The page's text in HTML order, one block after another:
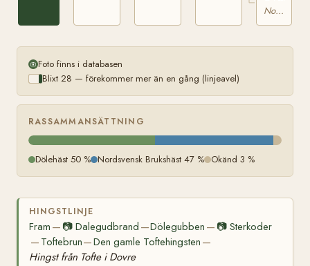
Nordsvensk Brukshäst
Foto finns i databasen
Blixt 28 — förekommer mer än en gång (linjeavel)
RASSAMMANSÄTTNING
Dölehäst 50 % Nordsvensk Brukshäst 47 % Okänd 3 %
HINGSTLINJE
Fram — 📷Dalegudbrand —Dölegubben — 📷Sterkoder
— Toftebrun—Den gamle Toftehingsten —
Hingst från Tofte i Dovre